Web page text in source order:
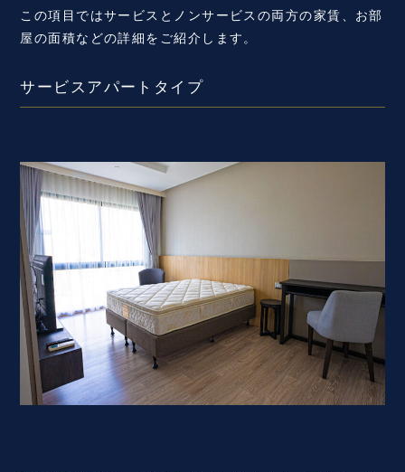
この項目ではサービスとノンサービスの両方の家賃、お部
屋の面積などの詳細をご紹介します。
サービスアパートタイプ